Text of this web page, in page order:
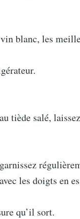
blanc, les
tiède salé,
les doigts en
qu’il sort.